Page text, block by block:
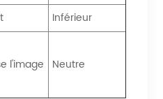
Inférieur
l'image Neutre